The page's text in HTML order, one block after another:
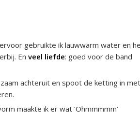
gebruikte ik lauwwarm water en
En veel liefde: goed voor de band
achteruit en spoot de ketting in met
maakte ik er wat ‘Ohmmmmm’